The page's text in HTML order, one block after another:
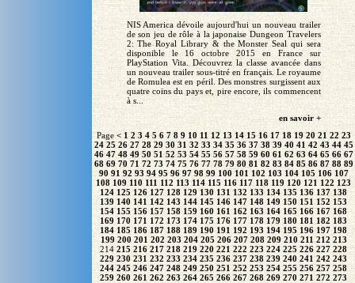
NIS America dévoile aujourd'hui un nouveau trailer
de son jeu de rôle à la japonaise Dungeon Travelers
2: The Royal Library & the Monster Seal qui sera
disponible le 16 octobre 2015 en France sur
PlayStation Vita. Découvrez la classe avancée dans
un nouveau trailer sous-titré en français. Le royaume
de Romulea est en péril. Des monstres surgissent aux
quatre coins du pays et, pire encore, ils commencent
à s...
en savoir +
Page < 1 2 3 4 5 6 7 8 9 10 11 12 13 14 15 16 17 18 19 20 21 22 23
24 25 26 27 28 29 30 31 32 33 34 35 36 37 38 39 40 41 42 43 44 45
46 47 48 49 50 51 52 53 54 55 56 57 58 59 60 61 62 63 64 65 66 67
68 69 70 71 72 73 74 75 76 77 78 79 80 81 82 83 84 85 86 87 88 89
90 91 92 93 94 95 96 97 98 99 100 101 102 103 104 105 106 107
108 109 110 111 112 113 114 115 116 117 118 119 120 121 122 123
124 125 126 127 128 129 130 131 132 133 134 135 136 137 138
139 140 141 142 143 144 145 146 147 148 149 150 151 152 153
154 155 156 157 158 159 160 161 162 163 164 165 166 167 168
169 170 171 172 173 174 175 176 177 178 179 180 181 182 183
184 185 186 187 188 189 190 191 192 193 194 195 196 197 198
199 200 201 202 203 204 205 206 207 208 209 210 211 212 213
214215 216 217 218 219 220 221 222 223 224 225 226 227 228
229 230 231 232 233 234 235 236 237 238 239 240 241 242 243
244 245 246 247 248 249 250 251 252 253 254 255 256 257 258
259 260 261 262 263 264 265 266 267 268 269 270 271 272 273